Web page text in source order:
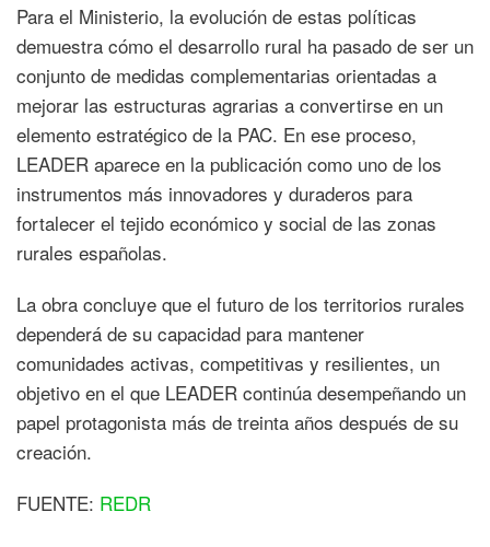
Para el Ministerio, la evolución de estas políticas
demuestra cómo el desarrollo rural ha pasado de ser un
conjunto de medidas complementarias orientadas a
mejorar las estructuras agrarias a convertirse en un
elemento estratégico de la PAC. En ese proceso,
LEADER aparece en la publicación como uno de los
instrumentos más innovadores y duraderos para
fortalecer el tejido económico y social de las zonas
rurales españolas.
La obra concluye que el futuro de los territorios rurales
dependerá de su capacidad para mantener
comunidades activas, competitivas y resilientes, un
objetivo en el que LEADER continúa desempeñando un
papel protagonista más de treinta años después de su
creación.
FUENTE: REDR